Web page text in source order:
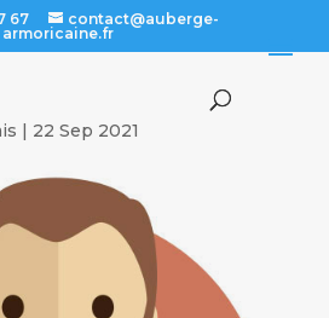
67
contact@auberge-
armoricaine.fr
| 22 Sep 2021